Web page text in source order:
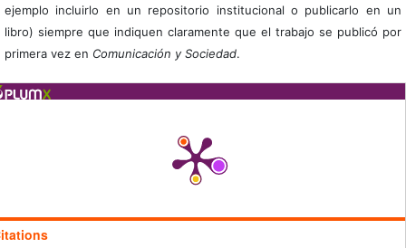
ejemplo incluirlo en un repositorio institucional o publicarlo en un
libro) siempre que indiquen claramente que el trabajo se publicó por
primera vez en Comunicación y Sociedad.